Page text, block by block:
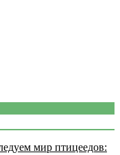
мир птицеедов: